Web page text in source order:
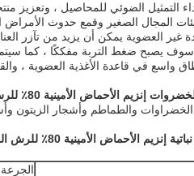
الأمينية 80٪ للرش الورقي الزراعي:
والطماطم وأشجار الزيتون
الأمينية 80٪ للرش الورقي الزراعي:
الجرعة